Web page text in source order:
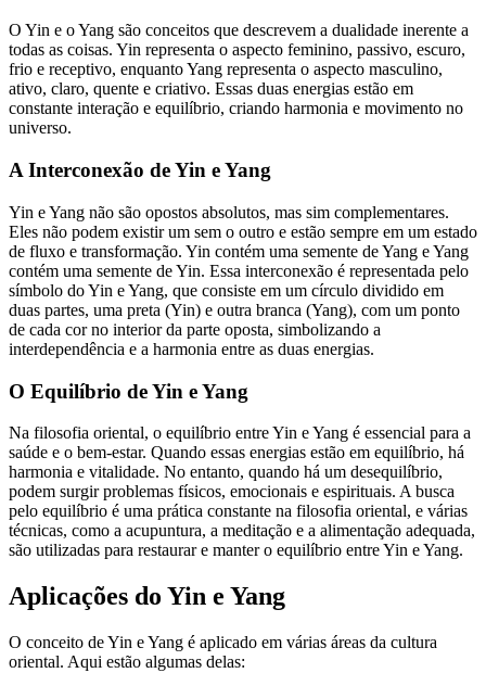
O Yin e o Yang são conceitos que descrevem a dualidade inerente a
todas as coisas. Yin representa o aspecto feminino, passivo, escuro,
frio e receptivo, enquanto Yang representa o aspecto masculino,
ativo, claro, quente e criativo. Essas duas energias estão em
constante interação e equilíbrio, criando harmonia e movimento no
universo.
A Interconexão de Yin e Yang
Yin e Yang não são opostos absolutos, mas sim complementares.
Eles não podem existir um sem o outro e estão sempre em um estado
de fluxo e transformação. Yin contém uma semente de Yang e Yang
contém uma semente de Yin. Essa interconexão é representada pelo
símbolo do Yin e Yang, que consiste em um círculo dividido em
duas partes, uma preta (Yin) e outra branca (Yang), com um ponto
de cada cor no interior da parte oposta, simbolizando a
interdependência e a harmonia entre as duas energias.
O Equilíbrio de Yin e Yang
Na filosofia oriental, o equilíbrio entre Yin e Yang é essencial para a
saúde e o bem-estar. Quando essas energias estão em equilíbrio, há
harmonia e vitalidade. No entanto, quando há um desequilíbrio,
podem surgir problemas físicos, emocionais e espirituais. A busca
pelo equilíbrio é uma prática constante na filosofia oriental, e várias
técnicas, como a acupuntura, a meditação e a alimentação adequada,
são utilizadas para restaurar e manter o equilíbrio entre Yin e Yang.
Aplicações do Yin e Yang
O conceito de Yin e Yang é aplicado em várias áreas da cultura
oriental. Aqui estão algumas delas: